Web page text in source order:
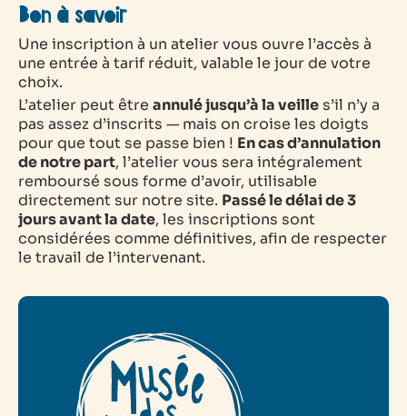
Bon à savoir
Une inscription à un atelier vous ouvre l’accès à
une entrée à tarif réduit, valable le jour de votre
choix.
L’atelier peut être annulé jusqu’à la veille s’il n’y a
pas assez d’inscrits — mais on croise les doigts
pour que tout se passe bien ! En cas d’annulation
de notre part, l’atelier vous sera intégralement
remboursé sous forme d’avoir, utilisable
directement sur notre site. Passé le délai de 3
jours avant la date, les inscriptions sont
considérées comme définitives, afin de respecter
le travail de l’intervenant.